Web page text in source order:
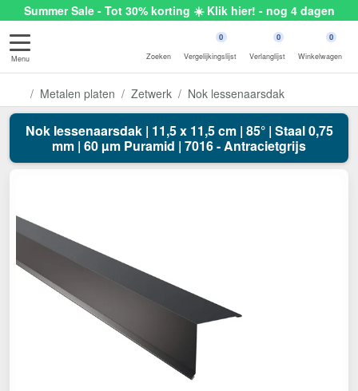
Summer Sale - Tot 30% korting ☀️ Klik hier! - nog 4 dagen
Menu Zoeken
0
Vergelijkingslijst
0
Verlanglijst
0
Winkelwagen
Metalen platen Zetwerk Nok lessenaarsdak
Nok lessenaarsdak | 11,5 x 11,5 cm | 85° | Staal 0,75
mm | 60 µm Puramid | 7016 - Antracietgrijs